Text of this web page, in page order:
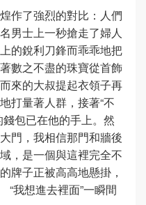
作了強烈的對比：人們
男士上一秒搶走了婦人
的銳利刀鋒而乖乖地把
數之不盡的珠寶從首飾
來的大叔提起衣領子再
打量著人群，接著“不
包已在他的手上。然
門，我相信那門和牆後
，是一個與這裡完全不
牌子正被高高地懸掛，
“我想進去裡面”一瞬間